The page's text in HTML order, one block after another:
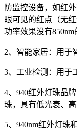
防监控设备，如红
眼可见的红点（无
功率效果没有850nm
2、智能家居：用于
3、工业检测：用于
4、940红外灯珠品
珠，具有低光衰、
5、940nm红外灯珠